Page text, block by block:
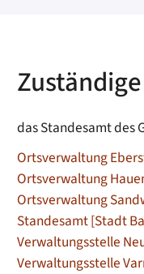
das Standesamt des
Ortsverwaltung
Ortsverwaltung
Ortsverwaltung
Standesamt [Stadt
Verwaltungsstelle
Verwaltungsstelle